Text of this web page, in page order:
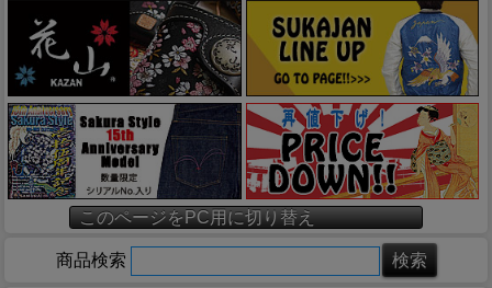
このページをPC用に切り替え
商品検索